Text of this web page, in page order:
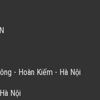
- Hoàn Kiếm - Hà Nội
Nội